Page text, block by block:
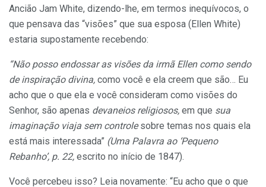
Ancião Jam White, dizendo-lhe, em termos inequívocos, o
que pensava das “visões” que sua esposa (Ellen White)
estaria supostamente recebendo:
“Não posso endossar as visões da irmã Ellen como sendo
de inspiração divina, como você e ela creem que são… Eu
acho que o que ela e você consideram como visões do
Senhor, são apenas devaneios religiosos, em que sua
imaginação viaja sem controlesobre temas nos quais ela
está mais interessada” (Uma Palavra ao ‘Pequeno
Rebanho’, p. 22, escrito no início de 1847).
Você percebeu isso? Leia novamente: “Eu acho que o que